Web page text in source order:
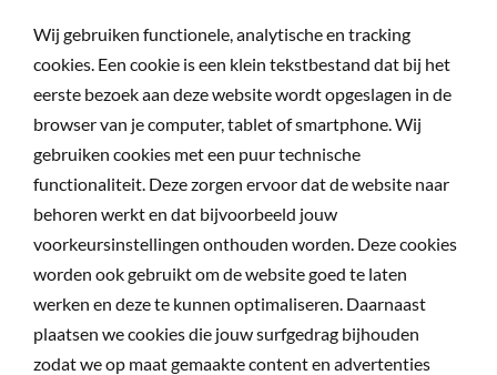
Wij gebruiken functionele, analytische en tracking
cookies. Een cookie is een klein tekstbestand dat bij het
eerste bezoek aan deze website wordt opgeslagen in de
browser van je computer, tablet of smartphone. Wij
gebruiken cookies met een puur technische
functionaliteit. Deze zorgen ervoor dat de website naar
behoren werkt en dat bijvoorbeeld jouw
voorkeursinstellingen onthouden worden. Deze cookies
worden ook gebruikt om de website goed te laten
werken en deze te kunnen optimaliseren. Daarnaast
plaatsen we cookies die jouw surfgedrag bijhouden
zodat we op maat gemaakte content en advertenties